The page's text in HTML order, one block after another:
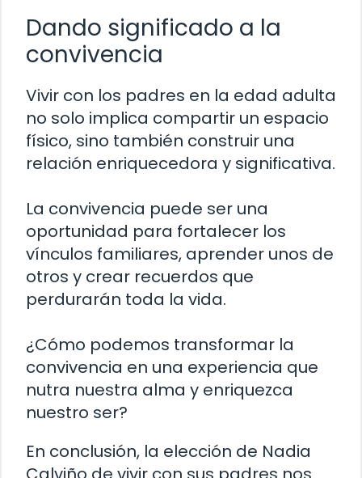
Dando significado a la
convivencia
Vivir con los padres en la edad adulta
no solo implica compartir un espacio
físico, sino también construir una
relación enriquecedora y significativa.
La convivencia puede ser una
oportunidad para fortalecer los
vínculos familiares, aprender unos de
otros y crear recuerdos que
perdurarán toda la vida.
¿Cómo podemos transformar la
convivencia en una experiencia que
nutra nuestra alma y enriquezca
nuestro ser?
En conclusión, la elección de Nadia